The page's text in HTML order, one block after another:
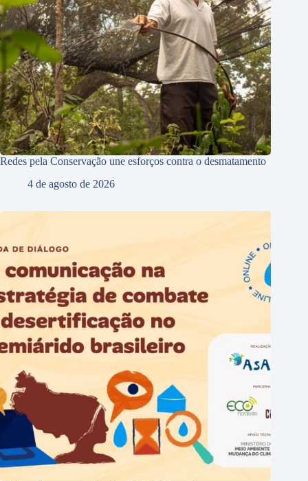
Redes pela Conservação une esforços contra o desmatamento
4 de agosto de 2026